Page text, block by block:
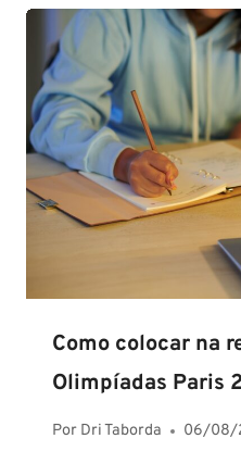
Como colocar na
Olimpíadas Paris
Por Dri Taborda 06/08/